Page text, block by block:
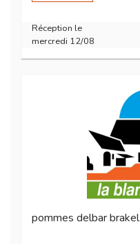
Réception le
mercredi 12/08
pommes delbar brakel